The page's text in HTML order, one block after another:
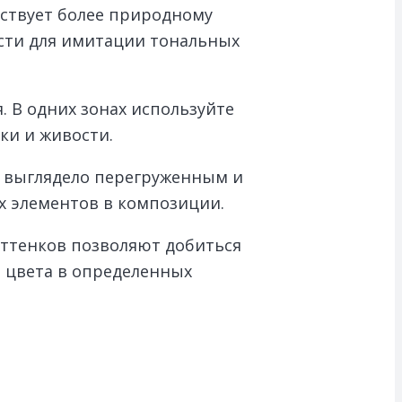
более природному
для имитации тональных
одних зонах используйте
и живости.
перегруженным и
элементов в композиции.
позволяют добиться
в определенных